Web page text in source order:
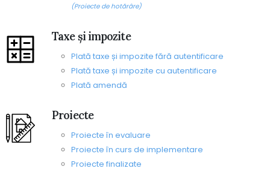
(Proiecte de hotărâre)
Taxe și impozite
Plată taxe și impozite fără autentificare
Plată taxe și impozite cu autentificare
Plată amendă
Proiecte
Proiecte în evaluare
Proiecte în curs de implementare
Proiecte finalizate